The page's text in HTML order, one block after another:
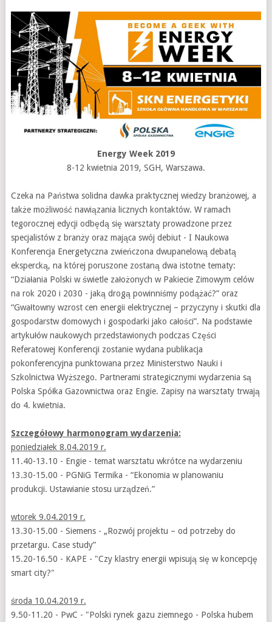
Energy Week 2019
8-12 kwietnia 2019, SGH, Warszawa.
Czeka na Państwa solidna dawka praktycznej wiedzy branżowej, a
także możliwość nawiązania licznych kontaktów. W ramach
tegorocznej edycji odbędą się warsztaty prowadzone przez
specjalistów z branży oraz mająca swój debiut - I Naukowa
Konferencja Energetyczna zwieńczona dwupanelową debatą
ekspercką, na której poruszone zostaną dwa istotne tematy:
“Działania Polski w świetle założonych w Pakiecie Zimowym celów
na rok 2020 i 2030 - jaką drogą powinniśmy podążać?” oraz
“Gwałtowny wzrost cen energii elektrycznej – przyczyny i skutki dla
gospodarstw domowych i gospodarki jako całości”. Na podstawie
artykułów naukowych przedstawionych podczas Części
Referatowej Konferencji zostanie wydana publikacja
pokonferencyjna punktowana przez Ministerstwo Nauki i
Szkolnictwa Wyższego. Partnerami strategicznymi wydarzenia są
Polska Spółka Gazownictwa oraz Engie. Zapisy na warsztaty trwają
do 4. kwietnia.
Szczegółowy harmonogram wydarzenia:
poniedziałek 8.04.2019 r.
11.40-13.10 - Engie - temat warsztatu wkrótce na wydarzeniu
13.30-15.00 - PGNiG Termika - “Ekonomia w planowaniu
produkcji. Ustawianie stosu urządzeń.”
wtorek 9.04.2019 r.
13.30-15.00 - Siemens - „Rozwój projektu – od potrzeby do
przetargu. Case study”
15.20-16.50 - KAPE - "Czy klastry energii wpisują się w koncepcję
smart city?"
środa 10.04.2019 r.
9.50-11.20 - PwC - "Polski rynek gazu ziemnego - Polska hubem